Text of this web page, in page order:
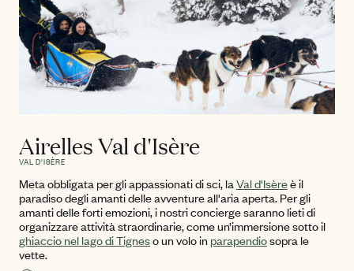
Airelles Val d'Isère
VAL D'ISÈRE
Meta obbligata per gli appassionati di sci, laVal d'Isèreè il
paradiso degli amanti delle avventure all'aria aperta. Per gli
amanti delle forti emozioni, i nostri concierge saranno lieti di
organizzare attività straordinarie, come un’immersione sotto il
ghiaccio nel lago di Tigneso un volo in parapendiosopra le
vette.